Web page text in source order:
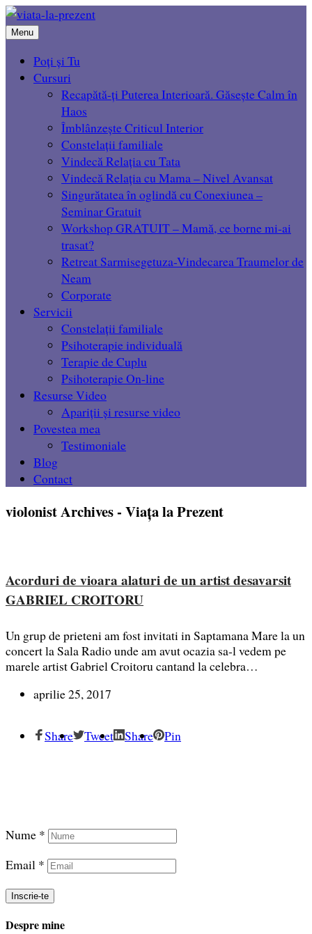
Menu
Poți și Tu
Cursuri
Recapătă-ți Puterea Interioară. Găsește Calm în
Haos
Îmblânzește Criticul Interior
Constelații familiale
Vindecă Relația cu Tata
Vindecă Relația cu Mama – Nivel Avansat
Singurătatea în oglindă cu Conexiunea –
Seminar Gratuit
Workshop GRATUIT – Mamă, ce borne mi-ai
trasat?
Retreat Sarmisegetuza-Vindecarea Traumelor de
Neam
Corporate
Servicii
Constelații familiale
Psihoterapie individuală
Terapie de Cuplu
Psihoterapie On-line
Resurse Video
Apariții și resurse video
Povestea mea
Testimoniale
Blog
Contact
violonist Archives - Viața la Prezent
Acorduri de vioara alaturi de un artist desavarsit
GABRIEL CROITORU
Un grup de prieteni am fost invitati in Saptamana Mare la un
concert la Sala Radio unde am avut ocazia sa-l vedem pe
marele artist Gabriel Croitoru cantand la celebra…
aprilie 25, 2017
Share Tweet Share Pin
Nume *
Email *
Despre mine